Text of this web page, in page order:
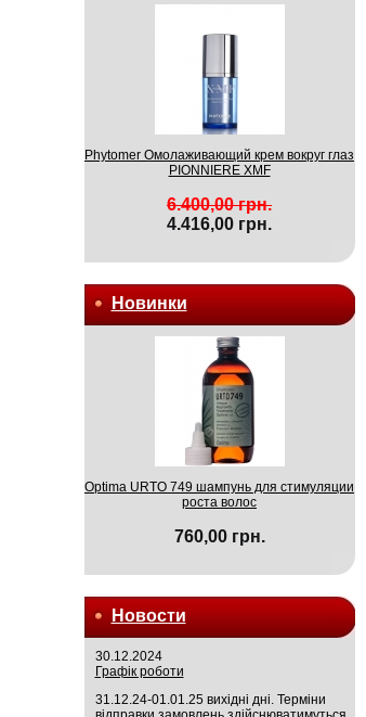
Phytomer Омолаживающий крем вокруг глаз
PIONNIERE XMF
6.400,00 грн.
4.416,00 грн.
Новинки
Optima URTO 749 шампунь для стимуляции
роста волос
760,00 грн.
Новости
30.12.2024
Графік роботи
31.12.24-01.01.25 вихідні дні. Терміни